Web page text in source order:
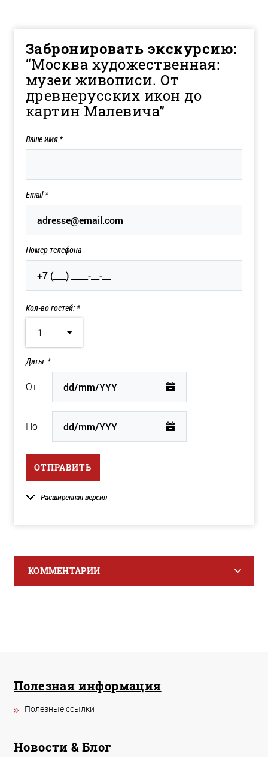
Забронировать экскурсию:
“Москва художественная:
музеи живописи. От
древнерусских икон до
картин Малевича”
Ваше имя*
Email*
Номер телефона
Кол-во гостей: *
1
Даты: *
От
По
ОТПРАВИТЬ
Расширенная версия
КОММЕНТАРИИ
Полезная информация
Полезные ссылки
Новости & Блог